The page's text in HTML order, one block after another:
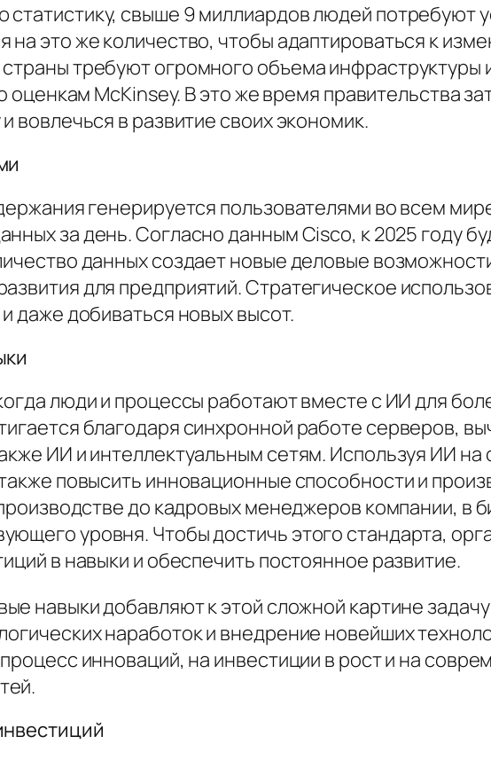
свыше 9 миллиардов людей потребуют
на это же количество, чтобы адаптироваться к
требуют огромного объема инфраструктуры
оценкам McKinsey. В это же время правительства
вовлечься в развитие своих экономик.
генерируется пользователями во всем
за день. Согласно данным Cisco, к 2025 году
данных создает новые деловые
для предприятий. Стратегическое
даже добиваться новых высот.
люди и процессы работают вместе с ИИ для
благодаря синхронной работе серверов,
ИИ и интеллектуальным сетям. Используя ИИ
повысить инновационные способности и
до кадровых менеджеров компании, в
уровня. Чтобы достичь этого стандарта,
в навыки и обеспечить постоянное развитие.
навыки добавляют к этой сложной картине
наработок и внедрение новейших
инноваций, на инвестиции в рост и на